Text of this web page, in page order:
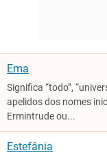
Ema
Significa “todo”,
apelidos dos nomes
Ermintrude ou...
Estefânia